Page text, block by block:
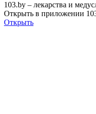
103.by – лекарства и
Открыть в приложении
Открыть